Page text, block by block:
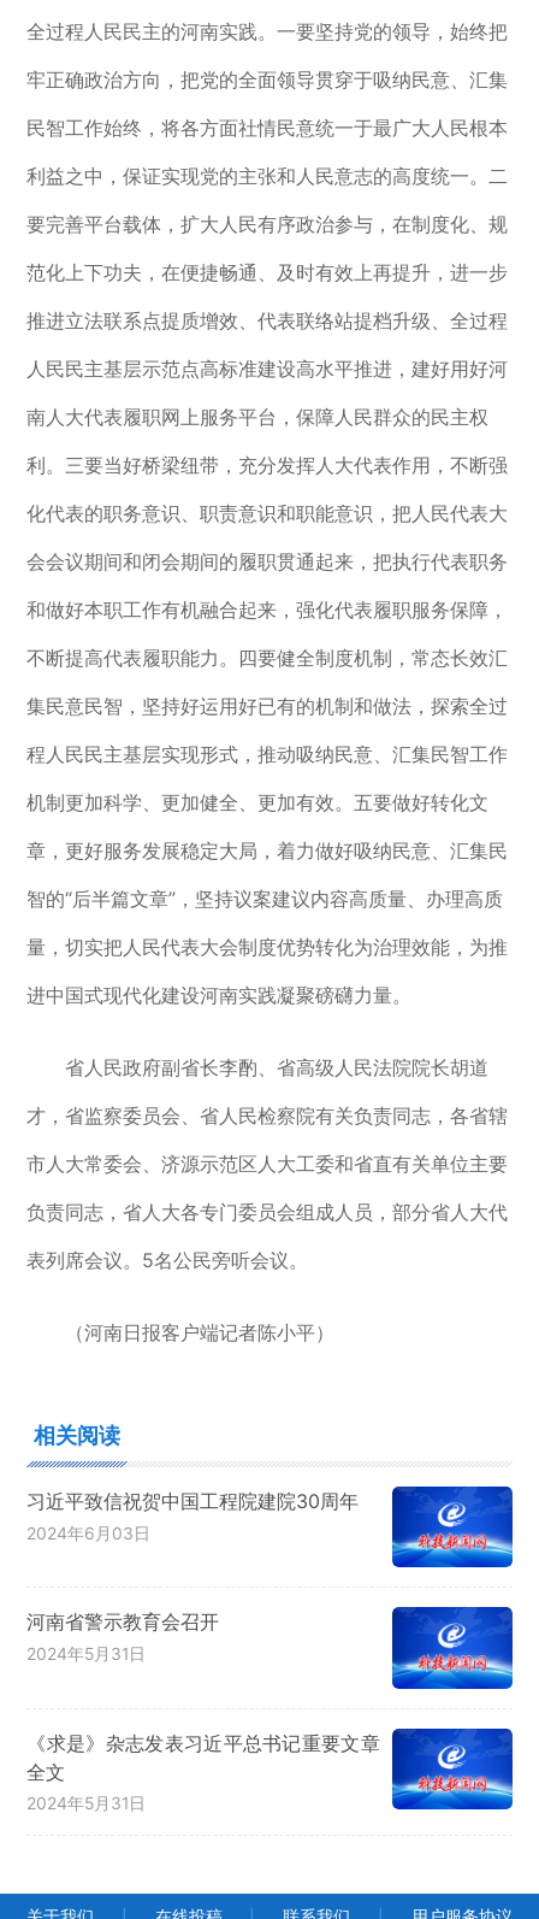
全过程人民民主的河南实践。一要坚持党的领导，始终把
牢正确政治方向，把党的全面领导贯穿于吸纳民意、汇集
民智工作始终，将各方面社情民意统一于最广大人民根本
利益之中，保证实现党的主张和人民意志的高度统一。二
要完善平台载体，扩大人民有序政治参与，在制度化、规
范化上下功夫，在便捷畅通、及时有效上再提升，进一步
推进立法联系点提质增效、代表联络站提档升级、全过程
人民民主基层示范点高标准建设高水平推进，建好用好河
南人大代表履职网上服务平台，保障人民群众的民主权
利。三要当好桥梁纽带，充分发挥人大代表作用，不断强
化代表的职务意识、职责意识和职能意识，把人民代表大
会会议期间和闭会期间的履职贯通起来，把执行代表职务
和做好本职工作有机融合起来，强化代表履职服务保障，
不断提高代表履职能力。四要健全制度机制，常态长效汇
集民意民智，坚持好运用好已有的机制和做法，探索全过
程人民民主基层实现形式，推动吸纳民意、汇集民智工作
机制更加科学、更加健全、更加有效。五要做好转化文
章，更好服务发展稳定大局，着力做好吸纳民意、汇集民
智的“后半篇文章”，坚持议案建议内容高质量、办理高质
量，切实把人民代表大会制度优势转化为治理效能，为推
进中国式现代化建设河南实践凝聚磅礴力量。
省人民政府副省长李酌、省高级人民法院院长胡道
才，省监察委员会、省人民检察院有关负责同志，各省辖
市人大常委会、济源示范区人大工委和省直有关单位主要
负责同志，省人大各专门委员会组成人员，部分省人大代
表列席会议。5名公民旁听会议。
（河南日报客户端记者陈小平）
相关阅读
习近平致信祝贺中国工程院建院30周年
2024年6月03日
河南省警示教育会召开
2024年5月31日
《求是》杂志发表习近平总书记重要文章
全文
2024年5月31日